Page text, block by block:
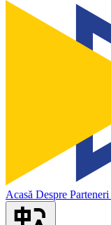
Acasă Despre Parteneri